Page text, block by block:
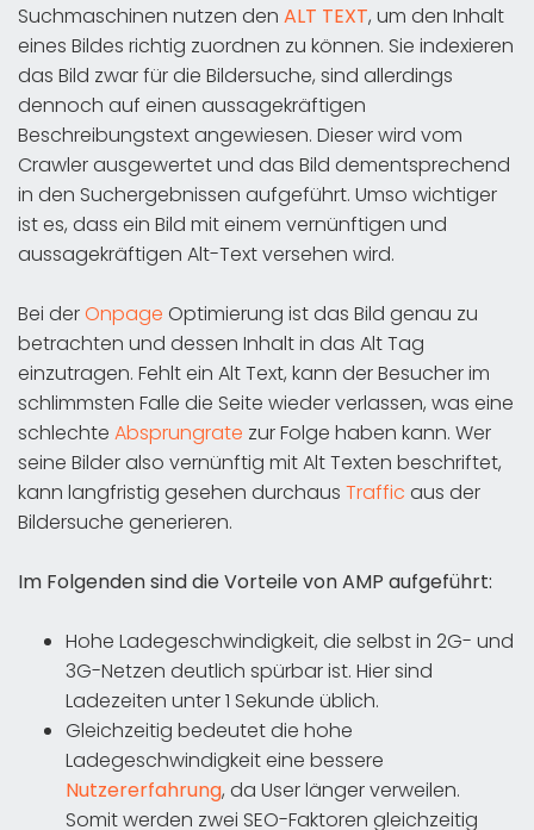
Suchmaschinen nutzen den ALT TEXT, um den Inhalt
eines Bildes richtig zuordnen zu können. Sie indexieren
das Bild zwar für die Bildersuche, sind allerdings
dennoch auf einen aussagekräftigen
Beschreibungstext angewiesen. Dieser wird vom
Crawler ausgewertet und das Bild dementsprechend
in den Suchergebnissen aufgeführt. Umso wichtiger
ist es, dass ein Bild mit einem vernünftigen und
aussagekräftigen Alt-Text versehen wird.
Bei derOnpage Optimierung ist das Bild genau zu
betrachten und dessen Inhalt in das Alt Tag
einzutragen. Fehlt ein Alt Text, kann der Besucher im
schlimmsten Falle die Seite wieder verlassen, was eine
schlechte Absprungrate zur Folge haben kann. Wer
seine Bilder also vernünftig mit Alt Texten beschriftet,
kann langfristig gesehen durchaus Traffic aus der
Bildersuche generieren.
Im Folgenden sind die Vorteile von AMP aufgeführt:
Hohe Ladegeschwindigkeit, die selbst in 2G- und
3G-Netzen deutlich spürbar ist. Hier sind
Ladezeiten unter 1 Sekunde üblich.
Gleichzeitig bedeutet die hohe
Ladegeschwindigkeit eine bessere
Nutzererfahrung, da User länger verweilen.
Somit werden zwei SEO-Faktoren gleichzeitig